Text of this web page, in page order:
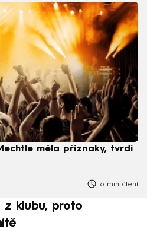
měla příznaky, tvrdí
6 min čtení
z klubu, proto